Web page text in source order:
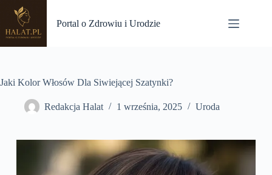
Przejdź
treści
Portal o Zdrowiu i Urodzie
Jaki Kolor Włosów Dla Siwiejącej Szatynki?
Redakcja Halat 1 września, 2025 Uroda